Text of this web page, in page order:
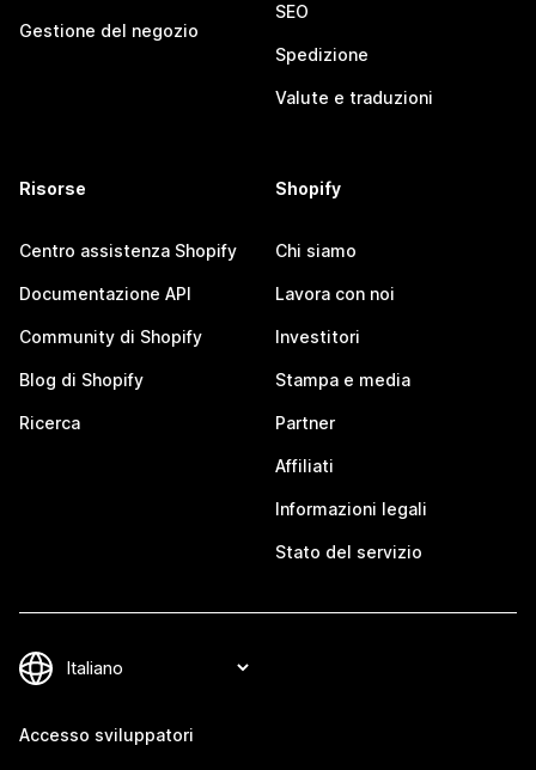
Gestione del negozio
SEO
Spedizione
Valute e traduzioni
Risorse
Centro assistenza Shopify
Documentazione API
Community di Shopify
Blog di Shopify
Ricerca
Shopify
Chi siamo
Lavora con noi
Investitori
Stampa e media
Partner
Affiliati
Informazioni legali
Stato del servizio
Accesso sviluppatori